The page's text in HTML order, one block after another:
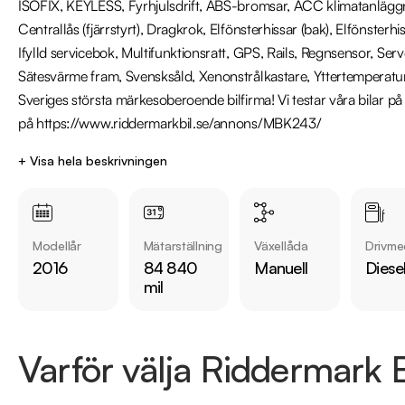
ISOFIX, KEYLESS, Fyrhjulsdrift, ABS-bromsar, ACC
Centrallås (fjärrstyrt), Dragkrok, Elfönsterhissar (bak),
Ifylld servicebok, Multifunktionsratt, GPS, Rails, Regnsensor,
Sätesvärme fram, Svensksåld, Xenonstrålkastare,
Sveriges största märkesoberoende bilfirma! Vi testar våra bilar
på https://www.riddermarkbil.se/annons/MBK243/
+ Visa hela beskrivningen
Modellår
2016
Mätarställning
84 840
mil
Växellåda
Manuell
Varför välja Riddermark